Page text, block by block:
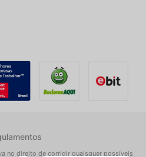
no direito de corrigir quaisquer possíveis